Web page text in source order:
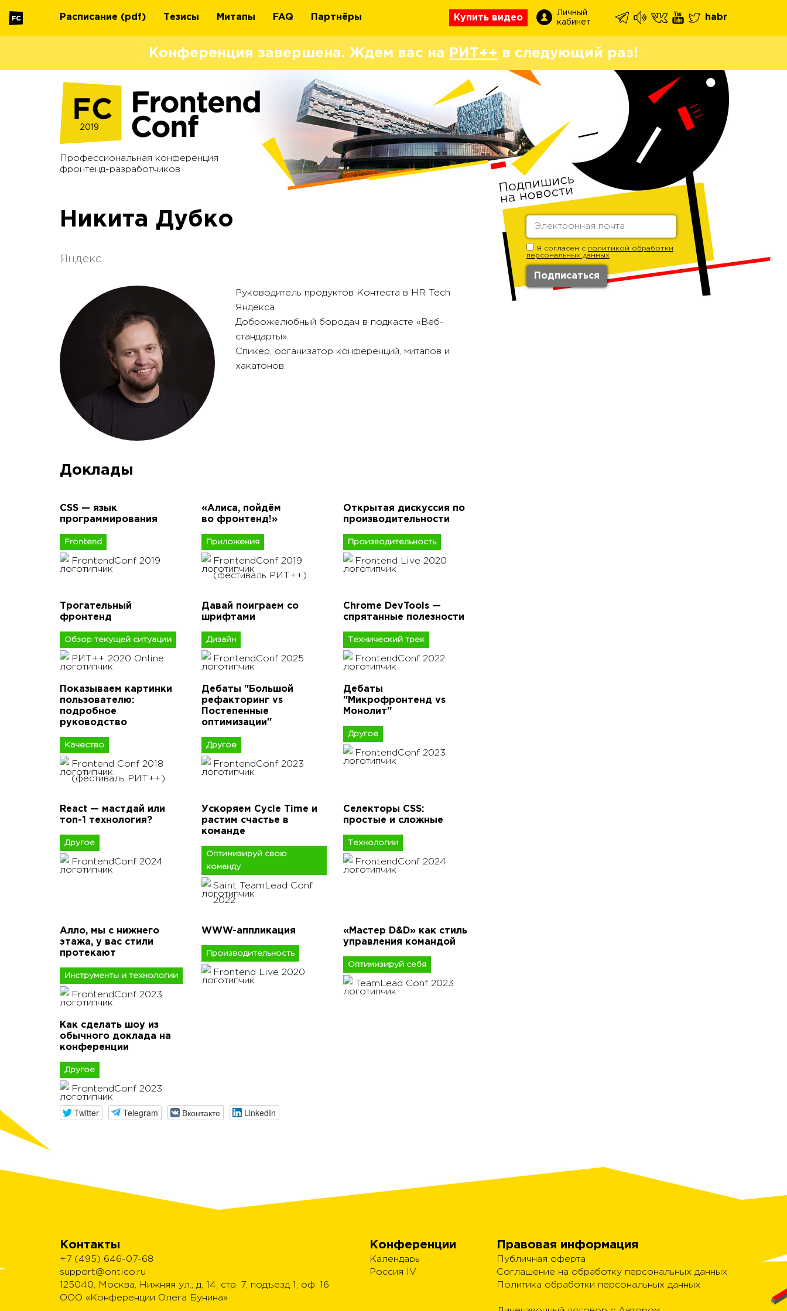
Купить видео
Личный
кабинет
habr
Расписание (pdf) Тезисы Митапы FAQ Партнёры
Конференция завершена. Ждем вас на РИТ++ в следующий раз!
2019
Профессиональная конференция
фронтенд-разработчиков
Никита Дубко
Яндекс
Руководитель продуктов Контеста в HR Tech
Яндекса.
Доброжелюбный бородач в подкасте «Веб-
стандарты».
Спикер, организатор конференций, митапов и
хакатонов.
Доклады
CSS — язык
программирования
Frontend
FrontendConf 2019
«Алиса, пойдём
во фронтенд!»
Приложения
FrontendConf 2019
(фестиваль РИТ++)
Открытая дискуссия по
производительности
Производительность
Frontend Live 2020
Трогательный
фронтенд
Обзор текущей ситуации
РИТ++ 2020 Online
Давай поиграем со
шрифтами
Дизайн
FrontendConf 2025
Chrome DevTools —
спрятанные полезности
Технический трек
FrontendConf 2022
Показываем картинки
пользователю:
подробное
руководство
Качество
Frontend Conf 2018
(фестиваль РИТ++)
Дебаты "Большой
рефакторинг vs
Постепенные
оптимизации"
Другое
FrontendConf 2023
Дебаты
"Микрофронтенд vs
Монолит"
Другое
FrontendConf 2023
React — мастдай или
топ-1 технология?
Другое
FrontendConf 2024
Ускоряем Cycle Time и
растим счастье в
команде
Оптимизируй свою
команду
Saint TeamLead Conf
2022
Селекторы CSS:
простые и сложные
Технологии
FrontendConf 2024
Алло, мы с нижнего
этажа, у вас стили
протекают
Инструменты и технологии
FrontendConf 2023
WWW-аппликация
Производительность
Frontend Live 2020
«Мастер D&D» как стиль
управления командой
Оптимизируй себя
TeamLead Conf 2023
Как сделать шоу из
обычного доклада на
конференции
Другое
FrontendConf 2023
Twitter Telegram Вконтакте LinkedIn
Я согласен с политикой обработки
персональных данных
Контакты
+7 (495) 646-07-68
support@ontico.ru
125040, Москва, Нижняя ул., д. 14, стр. 7, подъезд 1, оф. 16
ООО «Конференции Олега Бунина»
Конференции
Календарь
Россия IV
Правовая информация
Публичная оферта
Соглашение на обработку персональных данных
Политика обработки персональных данных